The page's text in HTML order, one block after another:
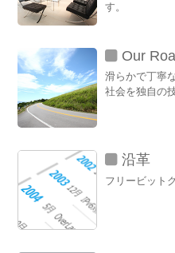
す。
Our
滑らかで丁寧
社会を独自の
沿革
フリービット